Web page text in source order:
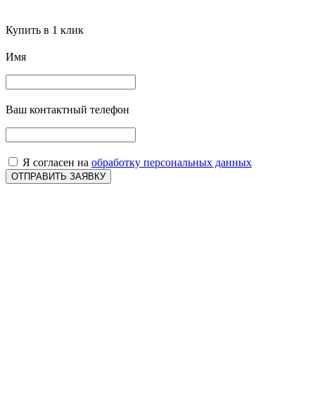
Купить в 1 клик
Имя
Ваш контактный телефон
Я согласен на обработку персональных данных